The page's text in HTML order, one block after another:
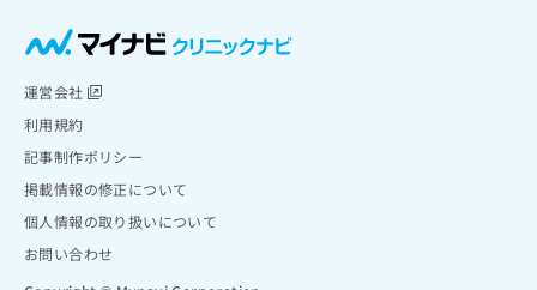
運営会社
利用規約
記事制作ポリシー
掲載情報の修正について
個人情報の取り扱いについて
お問い合わせ